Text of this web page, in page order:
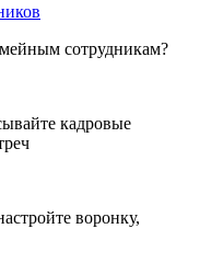
сотрудникам?
кадровые
воронку,